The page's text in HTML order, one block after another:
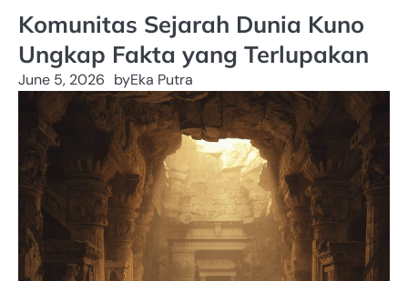
Komunitas Sejarah Dunia Kuno
Ungkap Fakta yang Terlupakan
June 5, 2026 byEka Putra